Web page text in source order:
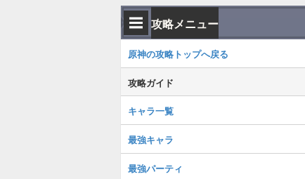
攻略メニュー
原神の攻略トップへ戻る
攻略ガイド
キャラ一覧
最強キャラ
最強パーティ